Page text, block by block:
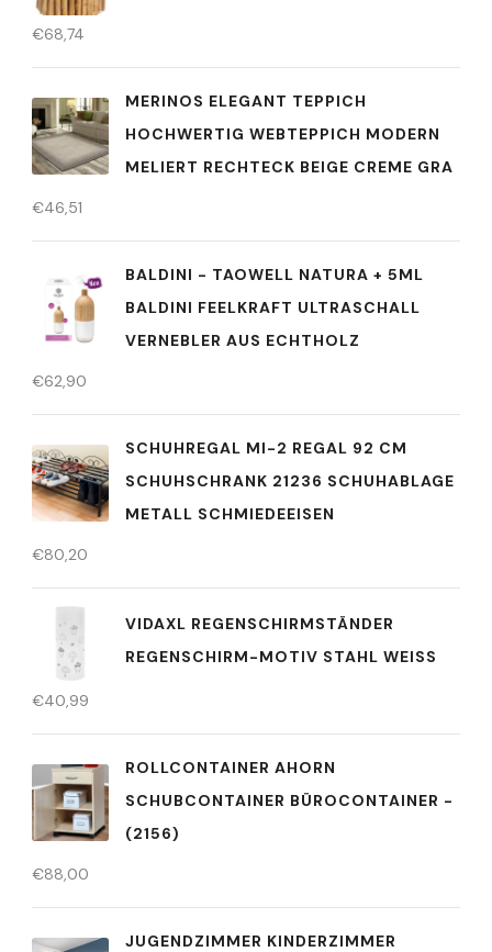
€68,74
MERINOS ELEGANT TEPPICH
HOCHWERTIG WEBTEPPICH MODERN
MELIERT RECHTECK BEIGE CREME GRA
€46,51
BALDINI - TAOWELL NATURA + 5ML
BALDINI FEELKRAFT ULTRASCHALL
VERNEBLER AUS ECHTHOLZ
€62,90
SCHUHREGAL MI-2 REGAL 92 CM
SCHUHSCHRANK 21236 SCHUHABLAGE
METALL SCHMIEDEEISEN
€80,20
VIDAXL REGENSCHIRMSTÄNDER
REGENSCHIRM-MOTIV STAHL WEISS
€40,99
ROLLCONTAINER AHORN
SCHUBCONTAINER BÜROCONTAINER -
(2156)
€88,00
JUGENDZIMMER KINDERZIMMER